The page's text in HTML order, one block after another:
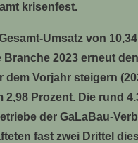
krisenfest.
Umsatz von
Branche 2023 erneut
dem Vorjahr steigern
2,98 Prozent. Die rund
der GaLaBau-
fast zwei Drittel